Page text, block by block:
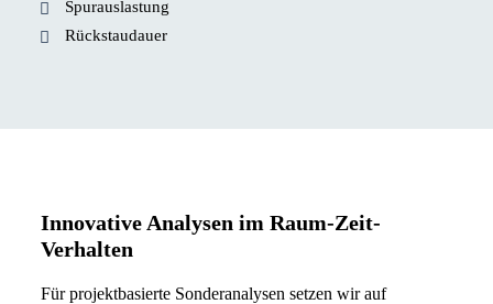
Spurauslastung
Rückstaudauer
Innovative Analysen im Raum-Zeit-
Verhalten
Für projektbasierte Sonderanalysen setzen wir auf